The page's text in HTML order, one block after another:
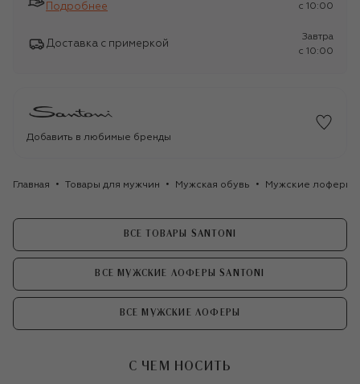
Подробнее
c 10:00
Доставка с примеркой
Завтра
c 10:00
Добавить в любимые бренды
Главная Товары для мужчин Мужская обувь Мужские лоферы
ВСЕ ТОВАРЫ SANTONI
ВСЕ МУЖСКИЕ ЛОФЕРЫ SANTONI
ВСЕ МУЖСКИЕ ЛОФЕРЫ
С ЧЕМ НОСИТЬ